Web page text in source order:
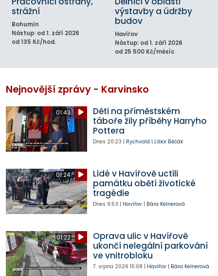
strážní
Bohumín
Nástup: od 1. září 2026
od 135 Kč/hod.
výstavby a údržby
budov
Havířov
Nástup: od 1. září 2026
od 25 500 Kč/měsíc
Nejnovější zprávy - Karvinsko
01:43
Děti na příměstském
táboře žily příběhy Harryho
Pottera
Dnes 20:23 | Rychvald | Libor Běčák
01:24
Lidé v Havířově uctili
památku obětí životické
tragédie
Dnes 9:53 | Havířov| Bára Kelnerová
01:22
Oprava ulic v Havířově
ukončí nelegální parkování
ve vnitrobloku
7. srpna 2026 15:08 | Havířov| Bára Kelnerová